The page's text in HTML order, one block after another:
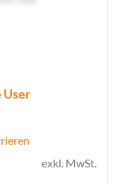
User
exkl. MwSt.